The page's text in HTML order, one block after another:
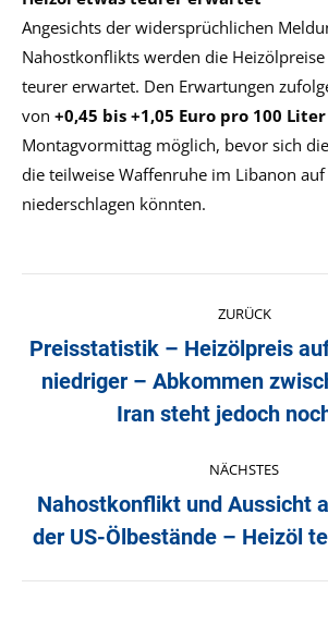
Angesichts der widersprüchlichen
Nahostkonflikts werden die
teurer erwartet. Den Erwartungen
von +0,45 bis +1,05 Euro pro 100 Liter
Montagvormittag möglich, bevor sich
die teilweise Waffenruhe im Libanon
niederschlagen könnten.
ZURÜCK
Vorheriger
Beitrag:
Preisstatistik – Heizölpreis
niedriger – Abkommen
Iran steht jedoch
NÄCHSTES
Nächster
Beitrag:
Nahostkonflikt und Aussicht
der US-Ölbestände – Heizöl